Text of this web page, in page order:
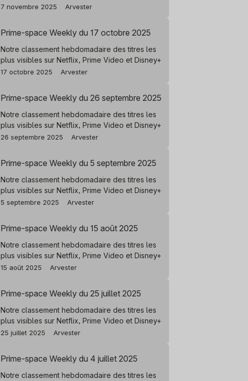
Arvester
7 novembre 2025
Prime-space Weekly du 17 octobre 2025
Notre classement hebdomadaire des titres les
plus visibles sur Netflix, Prime Video et Disney+
Arvester
17 octobre 2025
Prime-space Weekly du 26 septembre 2025
Notre classement hebdomadaire des titres les
plus visibles sur Netflix, Prime Video et Disney+
Arvester
26 septembre 2025
Prime-space Weekly du 5 septembre 2025
Notre classement hebdomadaire des titres les
plus visibles sur Netflix, Prime Video et Disney+
Arvester
5 septembre 2025
Prime-space Weekly du 15 août 2025
Notre classement hebdomadaire des titres les
plus visibles sur Netflix, Prime Video et Disney+
Arvester
15 août 2025
Prime-space Weekly du 25 juillet 2025
Notre classement hebdomadaire des titres les
plus visibles sur Netflix, Prime Video et Disney+
Arvester
25 juillet 2025
Prime-space Weekly du 4 juillet 2025
Notre classement hebdomadaire des titres les